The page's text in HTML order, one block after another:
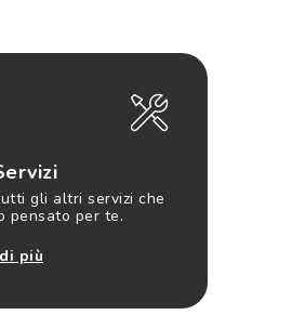
gli altri servizi che
pensato per te.
più